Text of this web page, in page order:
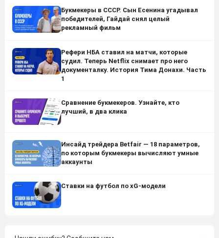
Букмекеры в СССР. Сын Есенина угадывал
победителей, Гайдай снял целый
рекламный фильм
Рефери НБА ставил на матчи, которые
судил. Теперь Netflix снимает про него
документалку. История Тима Донахи. Часть
1
Сравнение букмекеров. Узнайте, кто
лучший, в два клика
Инсайд трейдера Betfair — 18 параметров,
по которым букмекеры вычисляют умные
аккаунты
Ставки на футбол по xG-модели